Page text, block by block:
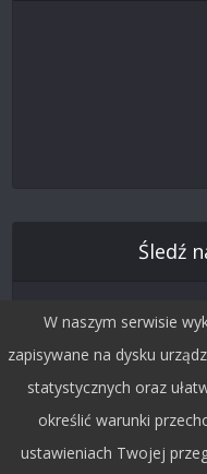
Śledź
W naszym serwisie
zapisywane na dysku
statystycznych oraz
określić warunki
ustawieniach Twojej